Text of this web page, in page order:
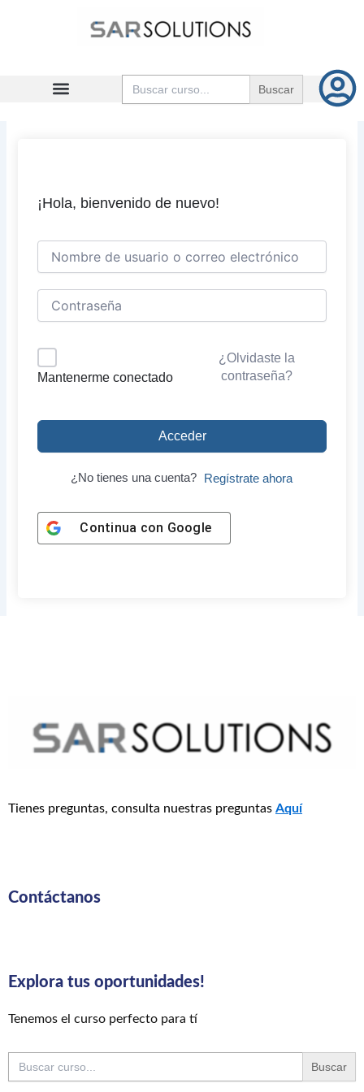
Buscar:
¡Hola, bienvenido de nuevo!
Mantenerme conectado
¿Olvidaste la
contraseña?
Acceder
¿No tienes una cuenta? Regístrate ahora
Continua con Google
Tienes preguntas, consulta nuestras preguntas Aquí
Contáctanos
Explora tus oportunidades!
Tenemos el curso perfecto para tí
Buscar: